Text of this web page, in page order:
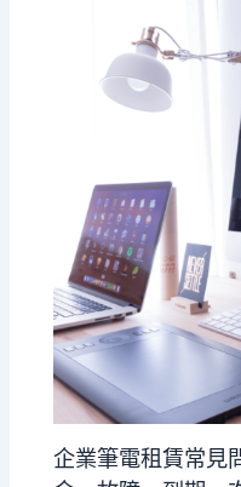
企業筆電租賃常見